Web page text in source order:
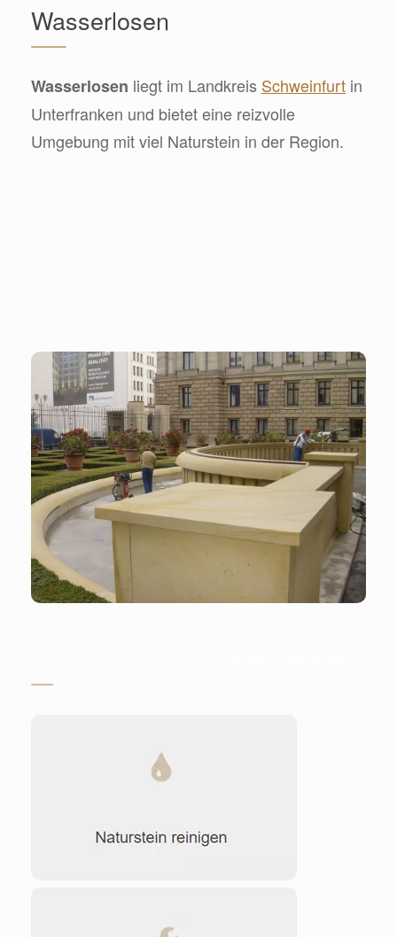
Wasserlosen
Wasserlosen liegt im Landkreis Schweinfurt in
Unterfranken und bietet eine reizvolle
Umgebung mit viel Naturstein in der Region.